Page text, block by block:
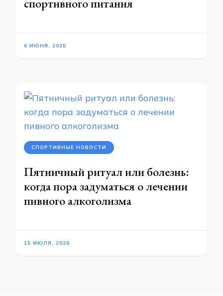
спортивного питания
6 ИЮНЯ, 2025
СПОРТИВНЫЕ НОВОСТИ
Пятничный ритуал или болезнь:
когда пора задуматься о лечении
пивного алкоголизма
15 ИЮЛЯ, 2026